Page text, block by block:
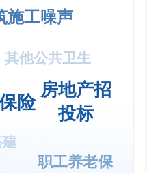
险
职工养老保
房地产招
投标
施工噪声
其他公共卫生